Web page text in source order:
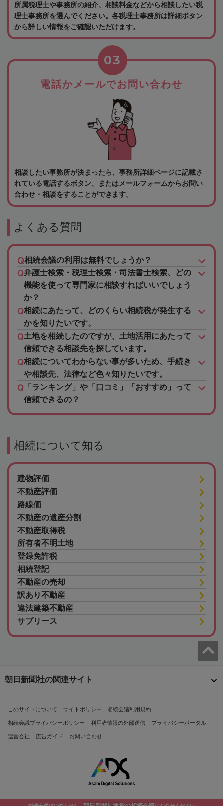
所属税理士や事務所の紹介、相談料金などから相談したい税
理士事務所を選んでください。各税理士事務所は詳細ボタン
から詳しい情報をご確認いただけます。
電話かメールでお問い合わせ
03
相談したい事務所が決まったら、事務所詳細ページに記載さ
れている電話するボタン、またはメールフォームからお問い
合わせ・相談をすることができます。
よくある質問
相続会議の利用は無料でしょうか？
弁護士検索・税理士検索・司法書士検索、どの
機能を使って専門家に相談すればいいでしょう
か？
相続にあたって、どのくらい相続税が発生する
かを知りたいです。
土地を相続したのですが、土地活用にあたって
信頼できる相談先を探しています。
相続についてわからない事が多いため、手続き
や相談先、法律など色々知りたいです。
「ランキング」や「口コミ」「おすすめ」って
信頼できるの？
相続について知る
建物評価
不動産評価
路線価
不動産の遺産分割
不動産取得税
所有者不明土地
登録免許税
相続登記
不動産の売却
訳あり不動産
違法建築不動産
サブリース
朝日新聞社の関連サイト
このサイトについて サイトポリシー 相続会議利用規約
相続会議プライバシーポリシー 利用者情報の外部送信 プライバシーポータル
運営会社 広告ガイド お問い合わせ